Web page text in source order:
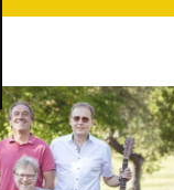
– das
für